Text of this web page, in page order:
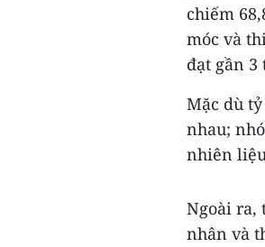
chiếm
móc và
đạt gần 3
Mặc dù
nhau;
nhiên
Ngoài ra,
nhân và